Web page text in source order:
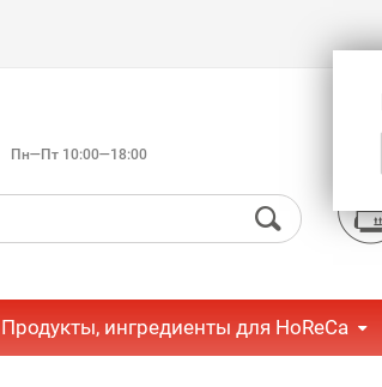
Пн—Пт 10:00—18:00
Продукты, ингредиенты для HoReCa